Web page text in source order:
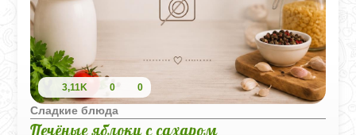
3,11K 0 0
Сладкие блюда
Печёные яблоки с сахаром